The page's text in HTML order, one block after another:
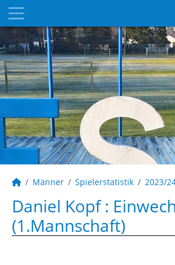
Männer Spielerstatistik 2023/
Daniel Kopf :
(1.Mannschaft)